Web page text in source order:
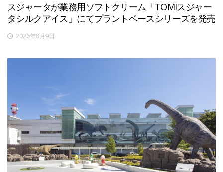
スジャータが業務用ソフトクリーム「TOMIスジャー
タシルクアイス」にてプラントベースシリーズを発売
2026年8月9日